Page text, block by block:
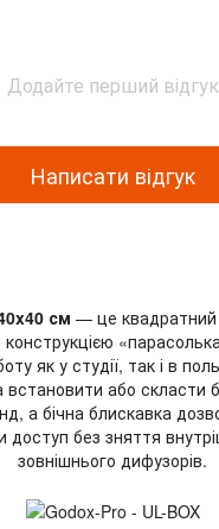
Додайте перший відгук
Написати відгук
см — це квадратний
як у студії, так і в
або скласти
а бічна блискавка
доступ без зняття
зовнішнього дифузорів.